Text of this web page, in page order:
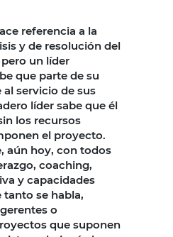
referencia a la
y de resolución del
un líder
que parte de su
servicio de sus
líder sabe que él
los recursos
el proyecto.
aún hoy, con todos
coaching,
y capacidades
tanto se habla,
o
que suponen